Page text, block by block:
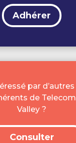
Adhérer
par d’autres
de Telecom
Valley ?
Consulter